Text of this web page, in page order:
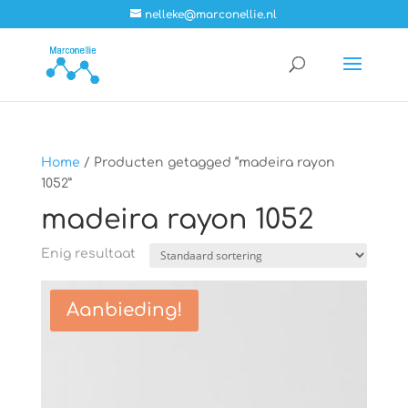
nelleke@marconellie.nl
Home / Producten getagged “madeira rayon
1052”
madeira rayon 1052
Enig resultaat
Aanbieding!